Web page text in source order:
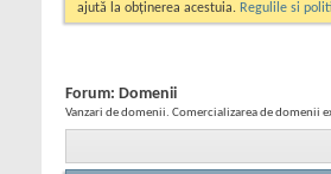
ajută la obținerea acestuia. Regulile si
Forum: Domenii
Vanzari de domenii. Comercializarea de domenii